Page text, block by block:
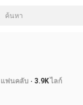
แฟนคลับ 3.9Kไลก์